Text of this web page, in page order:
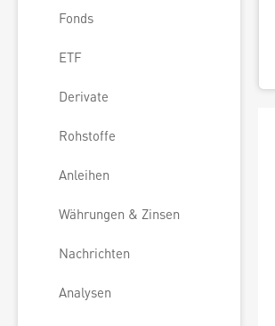
Fonds
ETF
Derivate
Rohstoffe
Anleihen
Währungen & Zinsen
Nachrichten
Analysen